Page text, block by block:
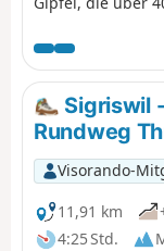
Folhorn sind die
guten Logistik
aber auch
und mit
Auf dem
allmählichen
die ersten
Umgebung. In
in einer
Sigriswil
Rundweg
Visorando-
11,91 km
4:25 Std.